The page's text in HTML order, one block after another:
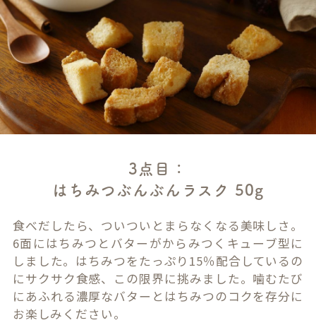
3点目：
はちみつぶんぶんラスク 50g
食べだしたら、ついついとまらなくなる美味しさ。
6面にはちみつとバターがからみつくキューブ型に
しました。はちみつをたっぷり15％配合しているの
にサクサク食感、この限界に挑みました。噛むたび
にあふれる濃厚なバターとはちみつのコクを存分に
お楽しみください。